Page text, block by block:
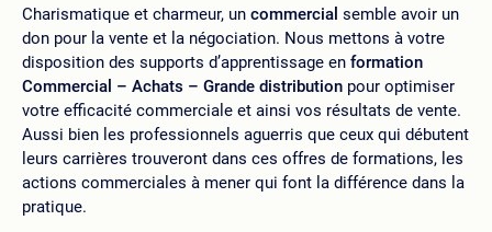
Charismatique et charmeur, un commercial semble avoir un
don pour la vente et la négociation. Nous mettons à votre
disposition des supports d’apprentissage en formation
Commercial – Achats – Grande distribution pour optimiser
votre efficacité commerciale et ainsi vos résultats de vente.
Aussi bien les professionnels aguerris que ceux qui débutent
leurs carrières trouveront dans ces offres de formations, les
actions commerciales à mener qui font la différence dans la
pratique.